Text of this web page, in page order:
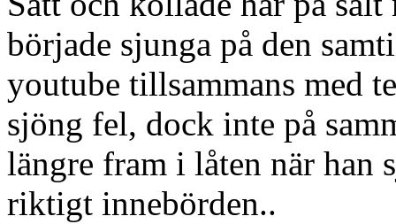
började sjunga på den
youtube tillsammans med
sjöng fel, dock inte på
längre fram i låten när han
riktigt innebörden..